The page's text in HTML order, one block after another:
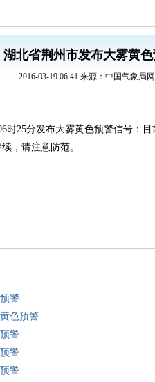
湖北省荆州市发布大雾黄
2016-03-19 06:41 来源：中国气象局
时25分发布大雾黄色预警信号：
，请注意防范。
警
色预警
警
警
警